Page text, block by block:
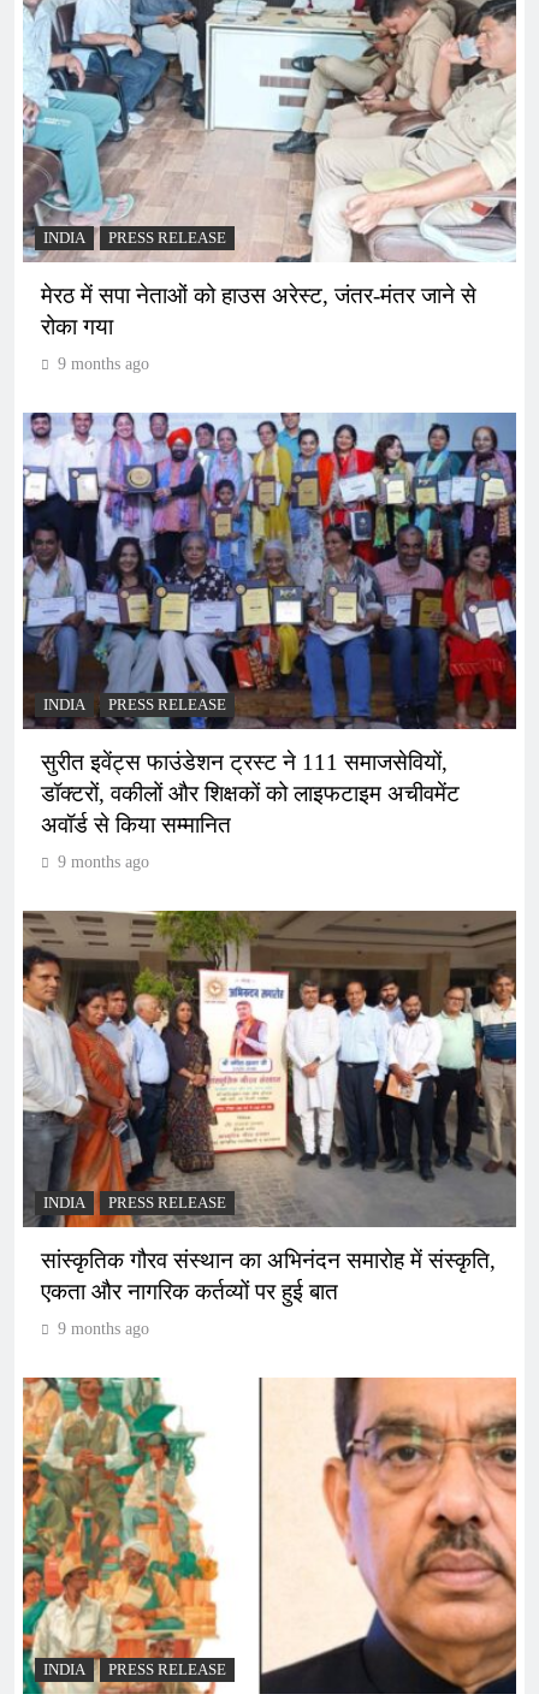
INDIA PRESS RELEASE
मेरठ में सपा नेताओं को हाउस अरेस्ट, जंतर-मंतर जाने से
रोका गया
9 months ago
INDIA PRESS RELEASE
सुरीत इवेंट्स फाउंडेशन ट्रस्ट ने 111 समाजसेवियों,
डॉक्टरों, वकीलों और शिक्षकों को लाइफटाइम अचीवमेंट
अवॉर्ड से किया सम्मानित
9 months ago
INDIA PRESS RELEASE
सांस्कृतिक गौरव संस्थान का अभिनंदन समारोह में संस्कृति,
एकता और नागरिक कर्तव्यों पर हुई बात
9 months ago
INDIA PRESS RELEASE